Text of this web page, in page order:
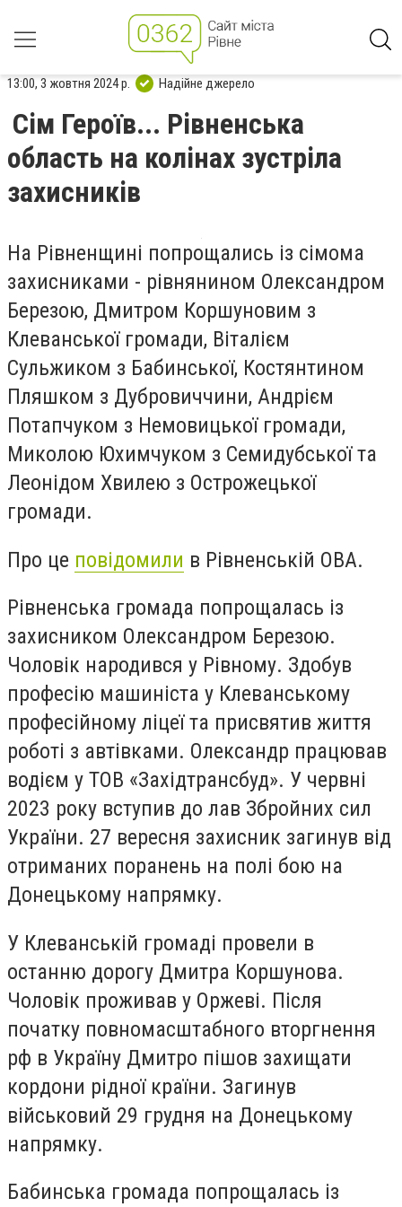
13:00, 3 жовтня 2024 р. Надійне джерело
Сім Героїв... Рівненська
область на колінах зустріла
захисників
На Рівненщині попрощались із сімома
захисниками - рівнянином Олександром
Березою, Дмитром Коршуновим з
Клеванської громади, Віталієм
Сульжиком з Бабинської, Костянтином
Пляшком з Дубровиччини, Андрієм
Потапчуком з Немовицької громади,
Миколою Юхимчуком з Семидубської та
Леонідом Хвилею з Острожецької
громади.
Про це повідомили в Рівненській ОВА.
Рівненська громада попрощалась із
захисником Олександром Березою.
Чоловік народився у Рівному. Здобув
професію машиніста у Клеванському
професійному ліцеї та присвятив життя
роботі з автівками. Олександр працював
водієм у ТОВ «Західтрансбуд». У червні
2023 року вступив до лав Збройних сил
України. 27 вересня захисник загинув від
отриманих поранень на полі бою на
Донецькому напрямку.
У Клеванській громаді провели в
останню дорогу Дмитра Коршунова.
Чоловік проживав у Оржеві. Після
початку повномасштабного вторгнення
рф в Україну Дмитро пішов захищати
кордони рідної країни. Загинув
військовий 29 грудня на Донецькому
напрямку.
Бабинська громада попрощалась із